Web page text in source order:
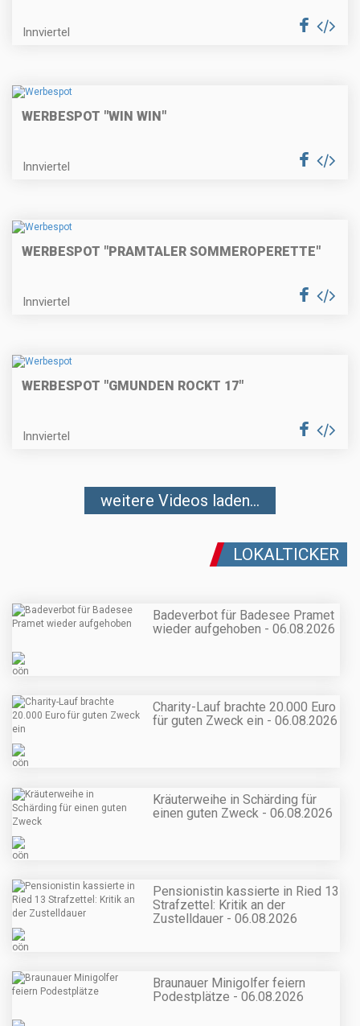
Innviertel
WERBESPOT "WIN WIN"
Innviertel
WERBESPOT "PRAMTALER SOMMEROPERETTE"
Innviertel
WERBESPOT "GMUNDEN ROCKT 17"
Innviertel
weitere Videos laden...
LOKALTICKER
Badeverbot für Badesee Pramet
wieder aufgehoben - 06.08.2026
Charity-Lauf brachte 20.000 Euro
für guten Zweck ein - 06.08.2026
Kräuterweihe in Schärding für
einen guten Zweck - 06.08.2026
Pensionistin kassierte in Ried 13
Strafzettel: Kritik an der
Zustelldauer - 06.08.2026
Braunauer Minigolfer feiern
Podestplätze - 06.08.2026